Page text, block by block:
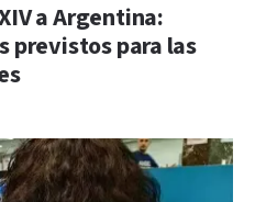
a Argentina:
previstos para las